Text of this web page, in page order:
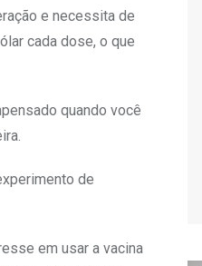
e necessita de
cada dose, o que
quando você
de
em usar a vacina